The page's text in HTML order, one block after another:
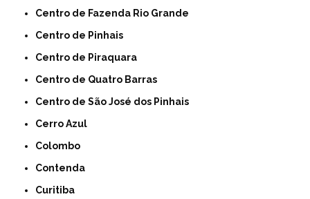
Centro de Fazenda Rio Grande
Centro de Pinhais
Centro de Piraquara
Centro de Quatro Barras
Centro de São José dos Pinhais
Cerro Azul
Colombo
Contenda
Curitiba